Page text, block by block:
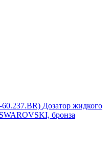
Дозатор жидкого
бронза